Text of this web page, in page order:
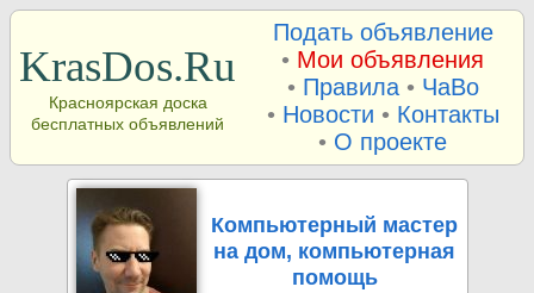
KrasDos.Ru
Красноярская доска
бесплатных объявлений
Подать объявление
• Мои объявления
• Правила• ЧаВо
• Новости • Контакты
• О проекте
Компьютерный мастер
на дом, компьютерная
помощь